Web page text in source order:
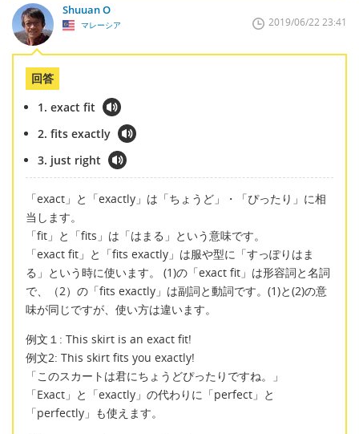
Shuuan O
マレーシア 2019/06/22 23:41
回答
1. exact fit
2. fits exactly
3. just right
「exact」と「exactly」は「ちょうど」・「ぴったり」に相
当します。
「fit」と「fits」は「はまる」という意味です。
「exact fit」と「fits exactly」は服や型に「すっぽりはま
る」という時に使います。 (1)の「exact fit」は形容詞と名詞
で、（2）の「fits exactly」は副詞と動詞です。(1)と(2)の意
味が同じですが、使い方は違います。
例文１: This skirt is an exact fit!
例文2: This skirt fits you exactly!
「このスカートは君にちょうどぴったりですね。」
「Exact」と「exactly」の代わりに「perfect」と
「perfectly」も使えます。